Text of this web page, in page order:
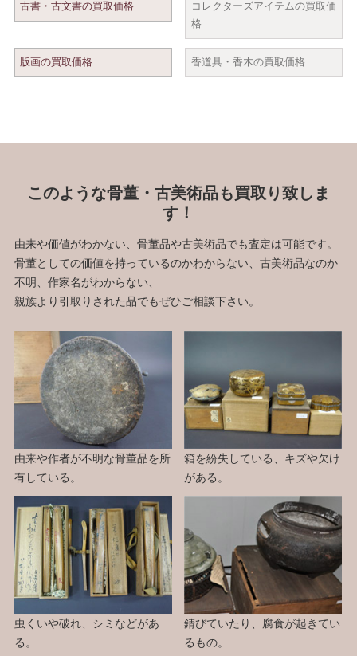
古書・古文書の買取価格
コレクターズアイテムの買取価
格
版画の買取価格 香道具・香木の買取価格
このような骨董・古美術品も買取り致しま
す！
由来や価値がわかない、骨董品や古美術品でも査定は可能です。
骨董としての価値を持っているのかわからない、古美術品なのか
不明、作家名がわからない、
親族より引取りされた品でもぜひご相談下さい。
由来や作者が不明な骨董品を所
有している。
箱を紛失している、キズや欠け
がある。
虫くいや破れ、シミなどがあ
る。
錆びていたり、腐食が起きてい
るもの。